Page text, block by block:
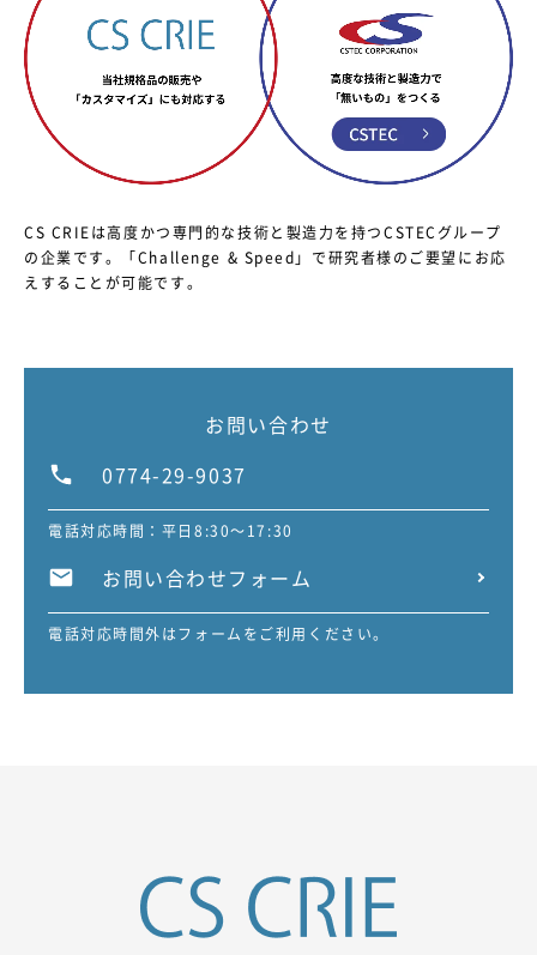
CS CRIEは高度かつ専門的な技術と製造力を持つCSTECグループ
の企業です。
「Challenge & Speed」で研究者様のご要望にお応
えすることが可能です。
お問い合わせ
0774-29-9037
電話対応時間：平日8:30～17:30
お問い合わせフォーム
電話対応時間外はフォームをご利用ください。